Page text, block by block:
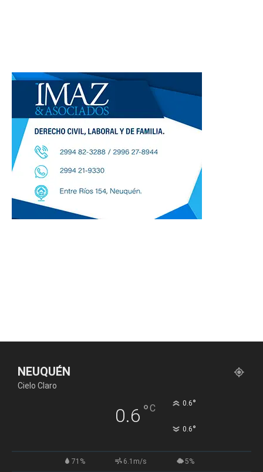
NEUQUÉN
Cielo Claro
0.6 °C 0.6°
0.6°
71% 6.1m/s 5%